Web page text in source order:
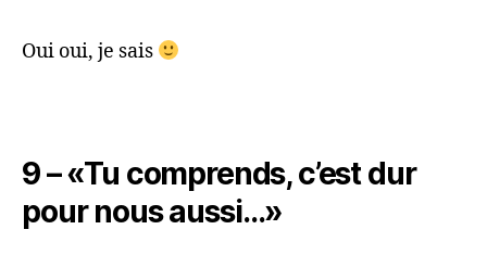
Oui oui, je sais
9 – «Tu comprends, c’est dur
pour nous aussi…»